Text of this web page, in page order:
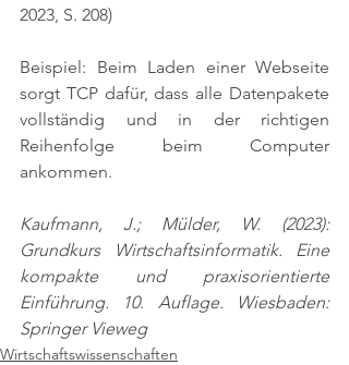
2023, S. 208)
Beispiel: Beim Laden einer Webseite
sorgt TCP dafür, dass alle Datenpakete
vollständig und in der richtigen
Reihenfolge beim Computer
ankommen.
Kaufmann, J.; Mülder, W. (2023):
Grundkurs Wirtschaftsinformatik. Eine
kompakte und praxisorientierte
Einführung. 10. Auflage. Wiesbaden:
Springer Vieweg
Wirtschaftswissenschaften